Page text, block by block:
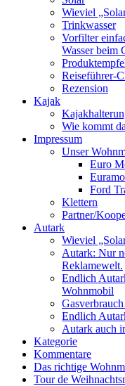
Wieviel
Trinkwasser
Vorfilter
Wasser beim
Reiseführer-
Rezension
Kajak
Wie kommt
Impressum
Unser
Euro
Ford
Klettern
Partner/
Autark
Wieviel
Autark: Nur
Reklamewelt.
Endlich
Wohnmobil
Endlich
Autark auch
Kategorie
Kommentare
Das richtige
Tour de